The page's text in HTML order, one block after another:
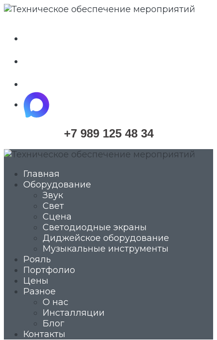
maximize
+7 989 125 48 34
Главная
Оборудование
Звук
Свет
Сцена
Светодиодные экраны
Диджейское оборудование
Музыкальные инструменты
Рояль
Портфолио
Цены
Разное
О нас
Инсталляции
Блог
Контакты